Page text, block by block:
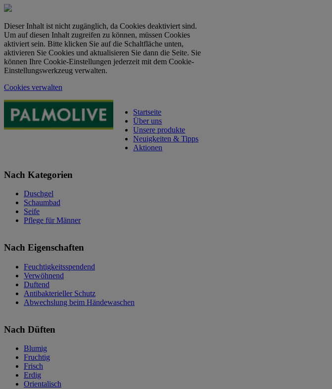
Dieser Inhalt ist nicht zugänglich, da Cookies deaktiviert sind.
Um auf diesen Inhalt zugreifen zu können, müssen Cookies
aktiviert sein. Bitte klicken Sie auf die Schaltfläche unten,
aktivieren Sie Cookies und aktualisieren Sie dann die Seite. Sie
können Ihre Cookie-Einstellungen jederzeit mit dem Cookie-
Einstellungswerkzeug verwalten.
Cookies verwalten
Startseite
Über uns
Unsere produkte
Neuigkeiten & Tipps
Aktionen
Nach Kategorien
Duschgel
Schaumbad
Seife
Pflege für Männer
Nach Eigenschaften
Feuchtigkeitsspendend
Verwöhnend
Duftend
Antibakterieller Schutz
Abwechslung beim Händewaschen
Nach Düften
Blumig
Fruchtig
Frisch
Erdig
Orientalisch